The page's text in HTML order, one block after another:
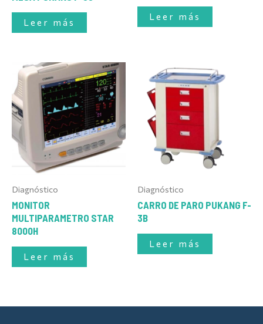
Leer más
Leer más
Diagnóstico
MONITOR
MULTIPARAMETRO STAR
8000H
Leer más
Diagnóstico
CARRO DE PARO PUKANG F-
3B
Leer más